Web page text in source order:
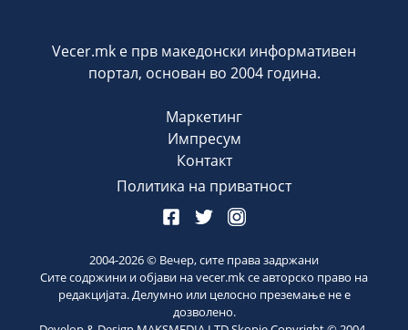
Vecer.mk е прв македонски информативен
портал, основан во 2004 година.
Маркетинг
Импресум
Контакт
Политика на приватност
2004-2026© Вечер, сите права задржани
Сите содржини и објави на vecer.mk се авторско право на
редакцијата. Делумно или целосно преземање не е
дозволено.